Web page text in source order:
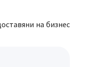
на бизнес